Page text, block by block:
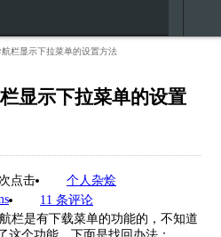
航栏显示下拉菜单的设置方法
显示下拉菜单的设置
点击
个人杂烩
11 条评论
栏是有下载菜单的功能的，不知道